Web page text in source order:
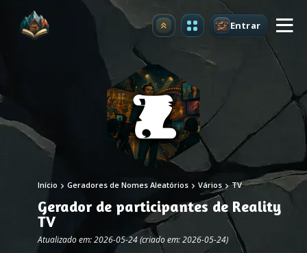
Atualizar Entrar
Início Geradores de Nomes Aleatórios Vários TV
Gerador de participantes de Reality
TV
Atualizado em: 2026-05-24 (criado em: 2026-05-24)